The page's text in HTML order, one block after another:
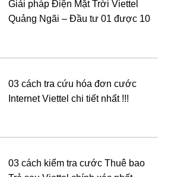
Giải pháp Điện Mặt Trời Viettel
Quảng Ngãi – Đầu tư 01 được 10
03 cách tra cứu hóa đơn cước
Internet Viettel chi tiết nhất !!!
03 cách kiểm tra cước Thuê bao